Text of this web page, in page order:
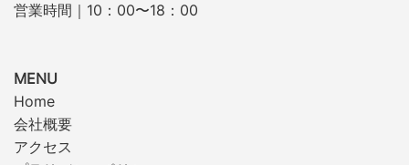
営業時間｜10：00〜18：00
MENU
Home
会社概要
アクセス